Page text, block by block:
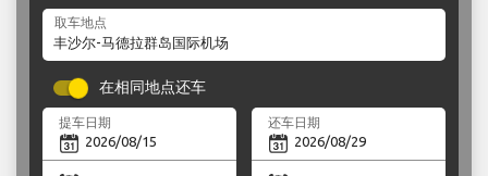
取车地点
在相同地点还车
提车日期 还车日期